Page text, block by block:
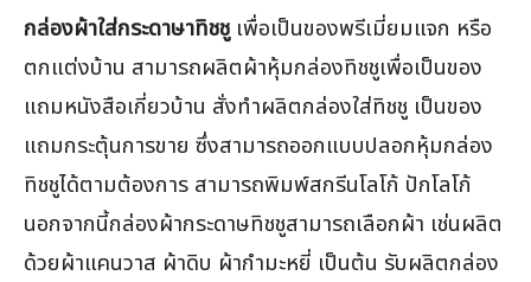
กล่องผ้าใส่กระดาษาทิชชูเพื่อเป็นของพรีเมี่ยมแจก หรือ
ตกแต่งบ้าน สามารถผลิตผ้าหุ้มกล่องทิชชูเพื่อเป็นของ
แถมหนังสือเกี่ยวบ้าน สั่งทำผลิตกล่องใส่ทิชชู เป็นของ
แถมกระตุ้นการขาย ซึ่งสามารถออกแบบปลอกหุ้มกล่อง
ทิชชูได้ตามต้องการ สามารถพิมพ์สกรีนโลโก้ ปักโลโก้
นอกจากนี้กล่องผ้ากระดาษทิชชูสามารถเลือกผ้า เช่นผลิต
ด้วยผ้าแคนวาส ผ้าดิบ ผ้ากำมะหยี่ เป็นต้น รับผลิตกล่อง